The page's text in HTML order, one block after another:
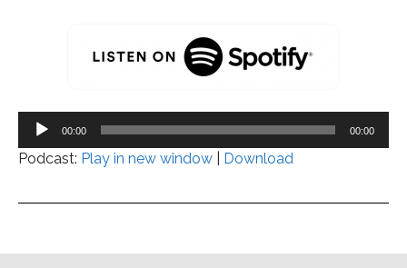
Tocador
áudio
00:00 00:00
Podcast: Play in new window Download